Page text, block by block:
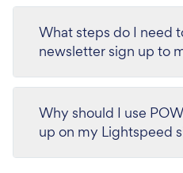
What steps do I need
newsletter sign up to
Why should I use
up on my Lightspeed